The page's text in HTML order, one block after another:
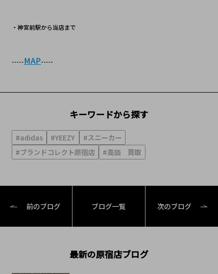
・神宮前駅から当店まで
-----MAP-----
キーワードから探す
#adidas #YEEZY
#スニーカー
#ブランドコレクト原宿店
#高価 買取
前のブログ ブログ一覧 次のブログ
最新の原宿店ブログ